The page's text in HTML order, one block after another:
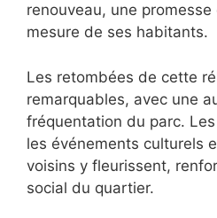
renouveau, une promesse
mesure de ses habitants.
Les retombées de cette
remarquables, avec une
fréquentation du parc.
les événements culturels
voisins y fleurissent,
social du quartier.